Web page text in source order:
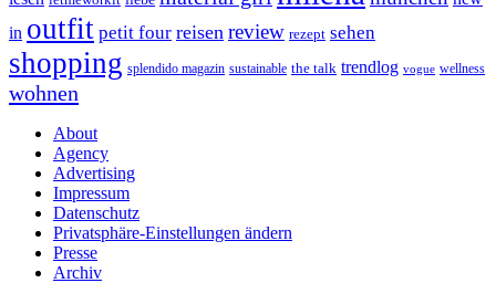
in outfit petit four reisen review rezept sehen
shopping splendido magazin sustainable the talk trendlog vogue wellness
wohnen
About
Agency
Advertising
Impressum
Datenschutz
Privatsphäre-Einstellungen ändern
Presse
Archiv